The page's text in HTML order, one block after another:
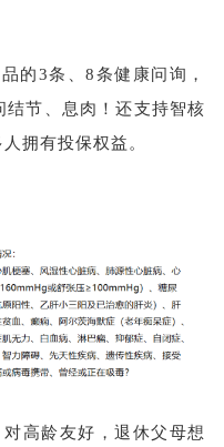
的3条、8条健康问询，
节、息肉！还支持智核
拥有投保权益。
高龄友好，退休父母想